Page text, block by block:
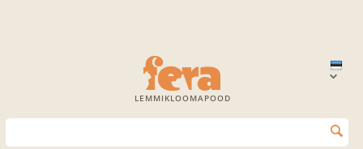
LEMMIKLOOMAPOOD